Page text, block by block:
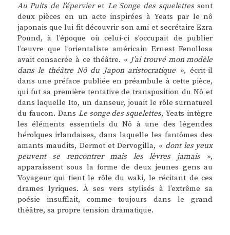
Au Puits de l’épervieret Le Songe des squelettessont
deux pièces en un acte inspirées à Yeats par le nô
japonais que lui fit découvrir son ami et secrétaire Ezra
Pound, à l’époque où celui-ci s’occupait de publier
l’œuvre que l’orientaliste américain Ernest Fenollosa
avait consacrée à ce théâtre. « J’ai trouvé mon modèle
dans le théâtre Nô du Japon aristocratique », écrit-il
dans une préface publiée en préambule à cette pièce,
qui fut sa première tentative de transposition du Nô et
dans laquelle Ito, un danseur, jouait le rôle surnaturel
du faucon. Dans Le songe des squelettes, Yeats intègre
les éléments essentiels du Nô à une des légendes
héroïques irlandaises, dans laquelle les fantômes des
amants maudits, Dermot et Dervogilla, « dont les yeux
peuvent se rencontrer mais les lèvres jamais»,
apparaissent sous la forme de deux jeunes gens au
Voyageur qui tient le rôle du waki, le récitant de ces
drames lyriques. À ses vers stylisés à l’extrême sa
poésie insufflait, comme toujours dans le grand
théâtre, sa propre tension dramatique.